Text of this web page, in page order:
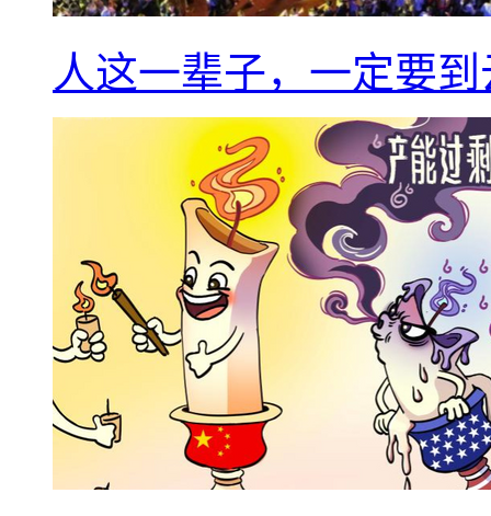
人这一辈子，一定要